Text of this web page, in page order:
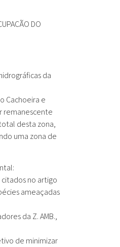
DO
da
Cachoeira e
remanescente
desta zona,
uma zona de
no artigo
ameaçadas
da Z. AMB.,
de minimizar